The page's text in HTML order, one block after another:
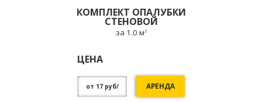
КОМПЛЕКТ ОПАЛУБКИ
СТЕНОВОЙ
за 1.0 м 2
ЦЕНА
от 17 руб/ АРЕНДА